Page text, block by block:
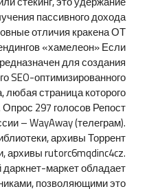
пассивного дохода
отличия кракена ОТ
«хамелеон» Если
для создания
SEO-оптимизированного
любая страница которого
297 голосов Репост
– WayAway (телеграм).
архивы Торрент
архивы rutorc6mqdinc4cz.
маркет обладает
позволяющими это